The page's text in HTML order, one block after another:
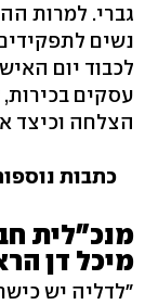
גברי. למרות
נשים
עסקים
הצלחה וכיצד
כתבות
מיכל דן
"לדליה יש